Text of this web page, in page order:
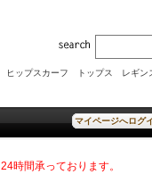
ヒップスカーフ トップス レギン
マイページへログ
時間承っております。